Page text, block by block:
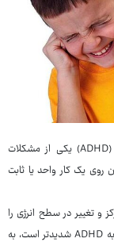
: سارا ده‌بزرگی افزود: اختلال کم‌توجهی - بیش‌فعالی (ADHD) یکی از مشکلات
یک کار واحد یا ثابت
و تغییر در سطح انرژی را
تجربه می‌کنند، اما کم‌توجهی و بیش‌فعالی در کودکان مبتلا به ADHD شدیدتر است، به